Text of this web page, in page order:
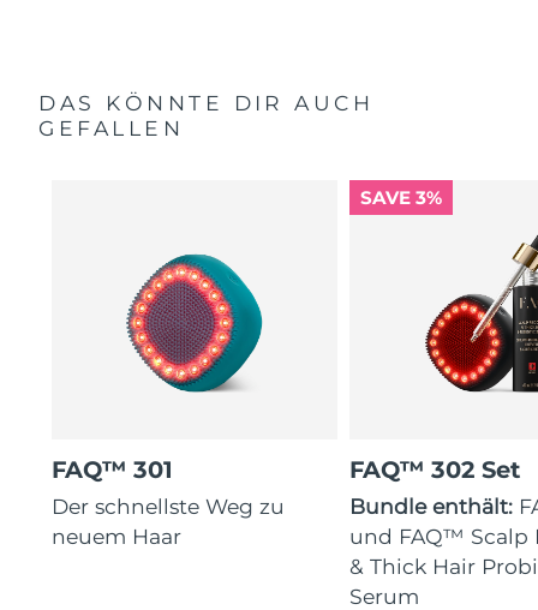
DAS KÖNNTE DIR AUCH
GEFALLEN
FAQ™ 301
Der schnellste Weg zu
neuem Haar
SAVE 3%
FAQ™ 302 Set
Bundle enthält:
und FAQ™ Scalp
& Thick Hair
Serum